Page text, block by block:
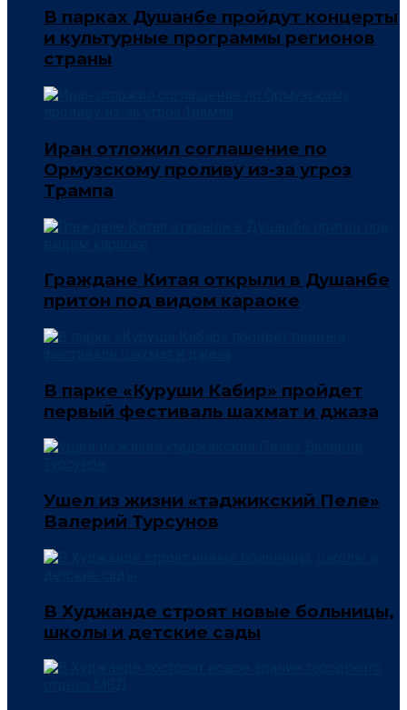
В парках Душанбе пройдут концерты
и культурные программы регионов
страны
Иран отложил соглашение по
Ормузскому проливу из-за угроз
Трампа
Граждане Китая открыли в Душанбе
притон под видом караоке
В парке «Куруши Кабир» пройдет
первый фестиваль шахмат и джаза
Ушел из жизни «таджикский Пеле»
Валерий Турсунов
В Худжанде строят новые больницы,
школы и детские сады